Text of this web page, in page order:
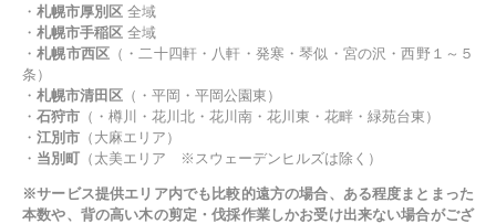
・ 札幌市厚別区 全域
・ 札幌市手稲区 全域
・札幌市西区 （・二十四軒・八軒・発寒・琴似・宮の沢・西野１～５
条）
・ 札幌市清田区 （・平岡・平岡公園東）
・ 石狩市 （・樽川・花川北・花川南・花川東・花畔・緑苑台東）
・ 江別市 （大麻エリア）
・ 当別町 （太美エリア ※スウェーデンヒルズは除く）
※サービス提供エリア内でも比較的遠方の場合、ある程度まとまった
本数や、背の高い木の剪定・伐採作業しかお受け出来ない場合がござ